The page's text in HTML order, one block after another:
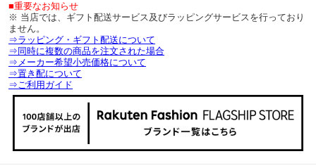
■重要なお知らせ
※ 当店では、ギフト配送サービス及びラッピングサービスを行っており
ません。
⇒ラッピング・ギフト配送について
⇒同時に複数の商品を注文された場合
⇒メーカー希望小売価格について
⇒置き配について
⇒ご利用ガイド